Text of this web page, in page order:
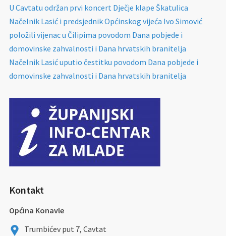
U Cavtatu održan prvi koncert Dječje klape Škatulica
Načelnik Lasić i predsjednik Općinskog vijeća Ivo Simović
položili vijenac u Čilipima povodom Dana pobjede i
domovinske zahvalnosti i Dana hrvatskih branitelja
Načelnik Lasić uputio čestitku povodom Dana pobjede i
domovinske zahvalnosti i Dana hrvatskih branitelja
Kontakt
Općina Konavle
Trumbićev put 7, Cavtat